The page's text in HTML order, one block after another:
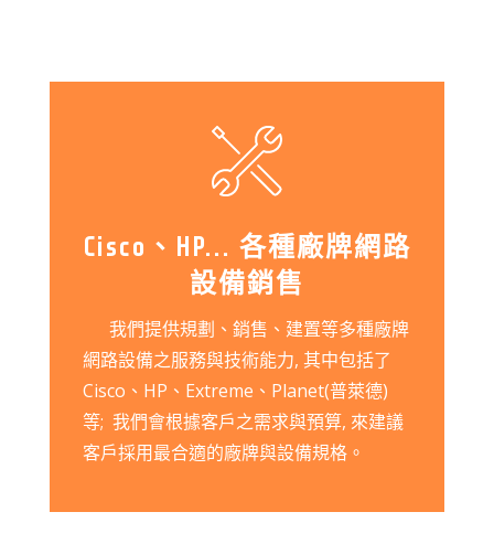
Cisco、HP... 各種廠牌網路
設備銷售
我們提供規劃、銷售、建置等多種廠牌
網路設備之服務與技術能力, 其中包括了
Cisco、HP、Extreme、Planet(普萊德)
等; 我們會根據客戶之需求與預算, 來建議
客戶採用最合適的廠牌與設備規格。